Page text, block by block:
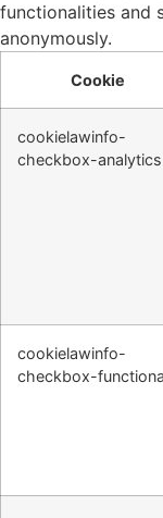
functionalities and
anonymously.
Cookie
cookielawinfo-
checkbox-analytics
cookielawinfo-
checkbox-